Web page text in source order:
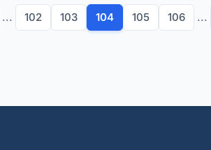
... 102 103 104 105 106 ...